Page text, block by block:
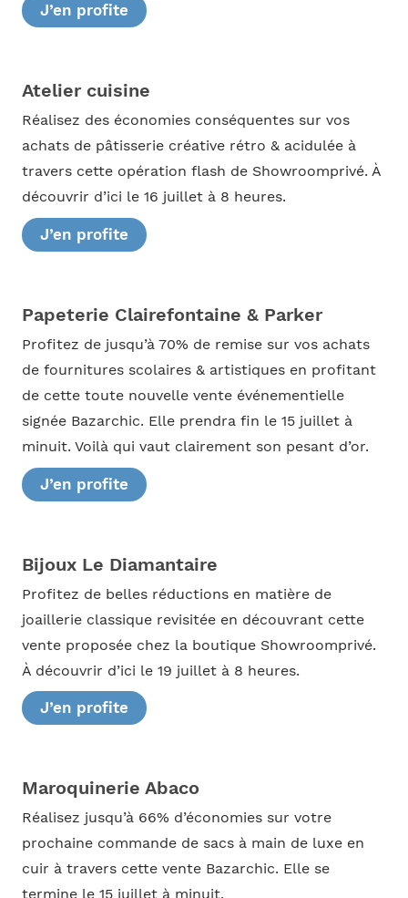
J’en profite
Atelier cuisine
Réalisez des économies conséquentes sur vos
achats de pâtisserie créative rétro & acidulée à
travers cette opération flash de Showroomprivé. À
découvrir d’ici le 16 juillet à 8 heures.
J’en profite
Papeterie Clairefontaine & Parker
Profitez de jusqu’à 70% de remise sur vos achats
de fournitures scolaires & artistiques en profitant
de cette toute nouvelle vente événementielle
signée Bazarchic. Elle prendra fin le 15 juillet à
minuit. Voilà qui vaut clairement son pesant d’or.
J’en profite
Bijoux Le Diamantaire
Profitez de belles réductions en matière de
joaillerie classique revisitée en découvrant cette
vente proposée chez la boutique Showroomprivé.
À découvrir d’ici le 19 juillet à 8 heures.
J’en profite
Maroquinerie Abaco
Réalisez jusqu’à 66% d’économies sur votre
prochaine commande de sacs à main de luxe en
cuir à travers cette vente Bazarchic. Elle se
termine le 15 juillet à minuit.